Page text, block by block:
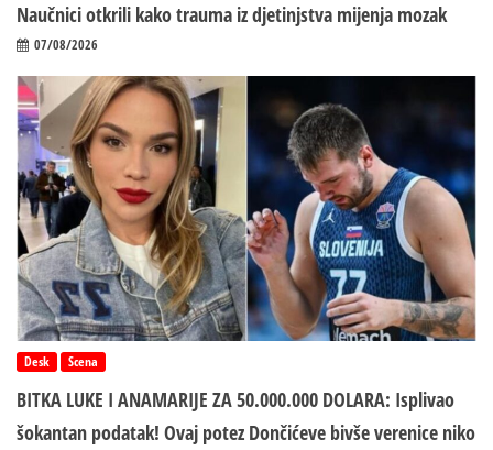
Naučnici otkrili kako trauma iz d‌jetinjstva mijenja mozak
07/08/2026
Desk Scena
BITKA LUKE I ANAMARIJE ZA 50.000.000 DOLARA: Isplivao
šokantan podatak! Ovaj potez Dončićeve bivše verenice niko